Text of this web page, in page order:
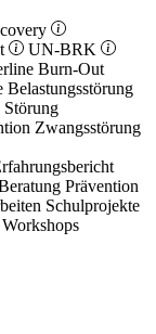
UN-BRK
Burn-Out
Belastungsstörung
Störung
Zwangsstörung
Prävention
Schulprojekte
Workshops